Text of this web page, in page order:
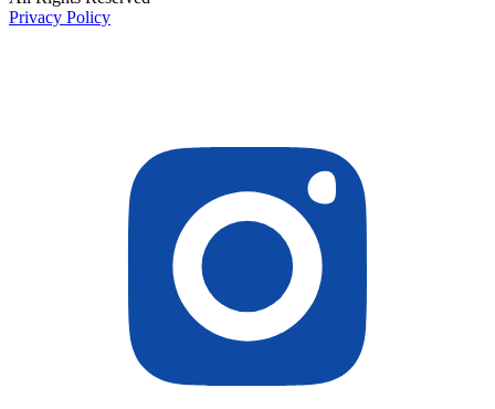
Privacy Policy